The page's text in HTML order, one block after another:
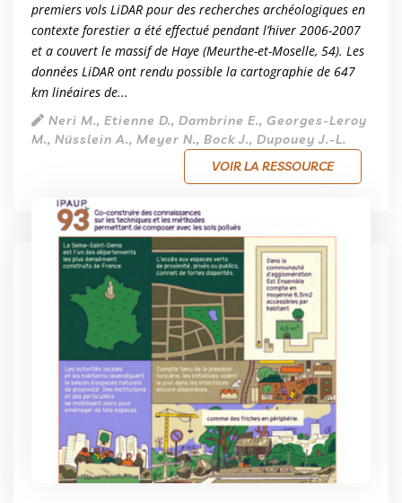
premiers vols LiDAR pour des recherches archéologiques en
contexte forestier a été effectué pendant l’hiver 2006-2007
et a couvert le massif de Haye (Meurthe-et-Moselle, 54). Les
données LiDAR ont rendu possible la cartographie de 647
km linéaires de...
Neri M., Etienne D., Dambrine E., Georges-Leroy
M., Nüsslein A., Meyer N., Bock J., Dupouey J.-L.
VOIR LA RESSOURCE